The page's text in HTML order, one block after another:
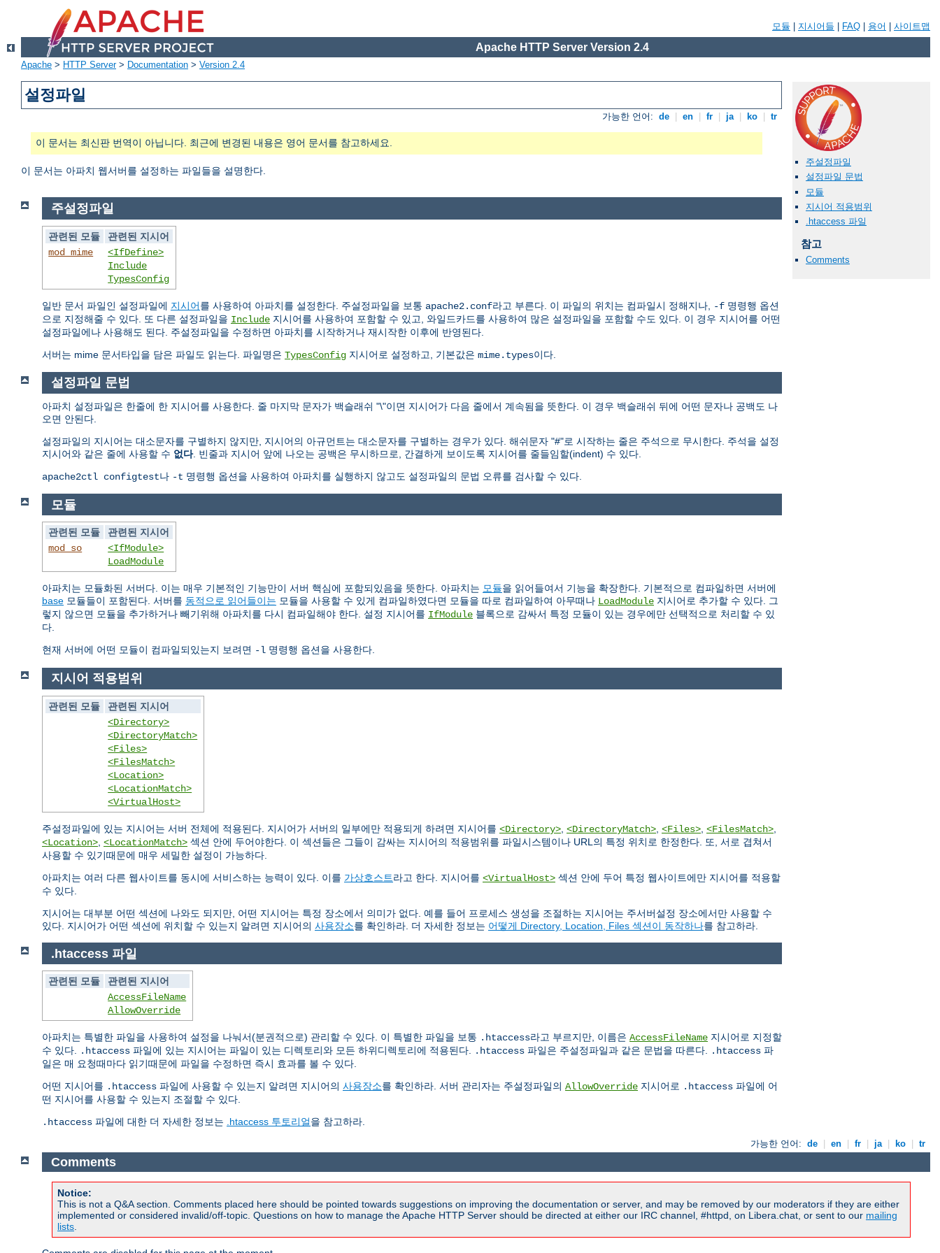
모듈 지시어들 FAQ 용어 사이트맵
Apache HTTP Server Version 2.4
Apache > HTTP Server> Documentation > Version 2.4
설정파일
가능한 언어: de en fr ja ko tr
이 문서는 최신판 번역이 아닙니다. 최근에 변경된 내용은 영어 문서를 참고하세요.
이 문서는 아파치 웹서버를 설정하는 파일들을 설명한다.
주설정파일
설정파일 문법
모듈
지시어 적용범위
.htaccess 파일
참고
Comments
주설정파일
관련된 모듈
관련된 지시어
mod_mime
<IfDefine>
Include
TypesConfig
일반 문서 파일인 설정파일에 지시어를 사용하여 아파치를 설정한다. 주설정파일을 보통 apache2.conf라고 부른다. 이 파일의 위치는 컴파일시 정해지나, -f 명령행 옵션
으로 지정해줄 수 있다. 또 다른 설정파일을 Include 지시어를 사용하여 포함할 수 있고, 와일드카드를 사용하여 많은 설정파일을 포함할 수도 있다. 이 경우 지시어를 어떤
설정파일에나 사용해도 된다. 주설정파일을 수정하면 아파치를 시작하거나 재시작한 이후에 반영된다.
서버는 mime 문서타입을 담은 파일도 읽는다. 파일명은 TypesConfig 지시어로 설정하고, 기본값은 mime.types이다.
설정파일 문법
아파치 설정파일은 한줄에 한 지시어를 사용한다. 줄 마지막 문자가 백슬래쉬 "\"이면 지시어가 다음 줄에서 계속됨을 뜻한다. 이 경우 백슬래쉬 뒤에 어떤 문자나 공백도 나
오면 안된다.
설정파일의 지시어는 대소문자를 구별하지 않지만, 지시어의 아규먼트는 대소문자를 구별하는 경우가 있다. 해쉬문자 "#"로 시작하는 줄은 주석으로 무시한다. 주석을 설정
지시어와 같은 줄에 사용할 수 없다. 빈줄과 지시어 앞에 나오는 공백은 무시하므로, 간결하게 보이도록 지시어를 줄들임할(indent) 수 있다.
apache2ctl configtest나 -t 명령행 옵션을 사용하여 아파치를 실행하지 않고도 설정파일의 문법 오류를 검사할 수 있다.
모듈
관련된 모듈
관련된 지시어
mod_so
<IfModule>
LoadModule
아파치는 모듈화된 서버다. 이는 매우 기본적인 기능만이 서버 핵심에 포함되있음을 뜻한다. 아파치는 모듈을 읽어들여서 기능을 확장한다. 기본적으로 컴파일하면 서버에
base 모듈들이 포함된다. 서버를 동적으로 읽어들이는 모듈을 사용할 수 있게 컴파일하였다면 모듈을 따로 컴파일하여 아무때나 LoadModule 지시어로 추가할 수 있다. 그
렇지 않으면 모듈을 추가하거나 빼기위해 아파치를 다시 컴파일해야 한다. 설정 지시어를 IfModule 블록으로 감싸서 특정 모듈이 있는 경우에만 선택적으로 처리할 수 있
다.
현재 서버에 어떤 모듈이 컴파일되있는지 보려면 -l 명령행 옵션을 사용한다.
지시어 적용범위
관련된 모듈
관련된 지시어
<Directory>
<DirectoryMatch>
<Files>
<FilesMatch>
<Location>
<LocationMatch>
<VirtualHost>
주설정파일에 있는 지시어는 서버 전체에 적용된다. 지시어가 서버의 일부에만 적용되게 하려면 지시어를 <Directory> <DirectoryMatch> <Files> <FilesMatch>
<Location> <LocationMatch> 섹션 안에 두어야한다. 이 섹션들은 그들이 감싸는 지시어의 적용범위를 파일시스템이나 URL의 특정 위치로 한정한다. 또, 서로 겹쳐서
사용할 수 있기때문에 매우 세밀한 설정이 가능하다.
아파치는 여러 다른 웹사이트를 동시에 서비스하는 능력이 있다. 이를 가상호스트라고 한다. 지시어를 <VirtualHost> 섹션 안에 두어 특정 웹사이트에만 지시어를 적용할
수 있다.
지시어는 대부분 어떤 섹션에 나와도 되지만, 어떤 지시어는 특정 장소에서 의미가 없다. 예를 들어 프로세스 생성을 조절하는 지시어는 주서버설정 장소에서만 사용할 수
있다. 지시어가 어떤 섹션에 위치할 수 있는지 알려면 지시어의 사용장소를 확인하라. 더 자세한 정보는 어떻게 Directory, Location, Files 섹션이 동작하나를 참고하라.
.htaccess 파일
관련된 모듈
관련된 지시어
AccessFileName
AllowOverride
아파치는 특별한 파일을 사용하여 설정을 나눠서(분권적으로) 관리할 수 있다. 이 특별한 파일을 보통 .htaccess라고 부르지만, 이름은 AccessFileName 지시어로 지정할
수 있다. .htaccess 파일에 있는 지시어는 파일이 있는 디렉토리와 모든 하위디렉토리에 적용된다. .htaccess 파일은 주설정파일과 같은 문법을 따른다. .htaccess 파
일은 매 요청때마다 읽기때문에 파일을 수정하면 즉시 효과를 볼 수 있다.
어떤 지시어를 .htaccess 파일에 사용할 수 있는지 알려면 지시어의 사용장소를 확인하라. 서버 관리자는 주설정파일의 AllowOverride 지시어로 .htaccess 파일에 어
떤 지시어를 사용할 수 있는지 조절할 수 있다.
.htaccess 파일에 대한 더 자세한 정보는 .htaccess 투토리얼을 참고하라.
가능한 언어: de en fr ja ko tr
Comments
Notice:
This is not a Q&A section. Comments placed here should be pointed towards suggestions on improving the documentation or server, and may be removed by our moderators if they are either
implemented or considered invalid/off-topic. Questions on how to manage the Apache HTTP Server should be directed at either our IRC channel, #httpd, on Libera.chat, or sent to our mailing
lists.